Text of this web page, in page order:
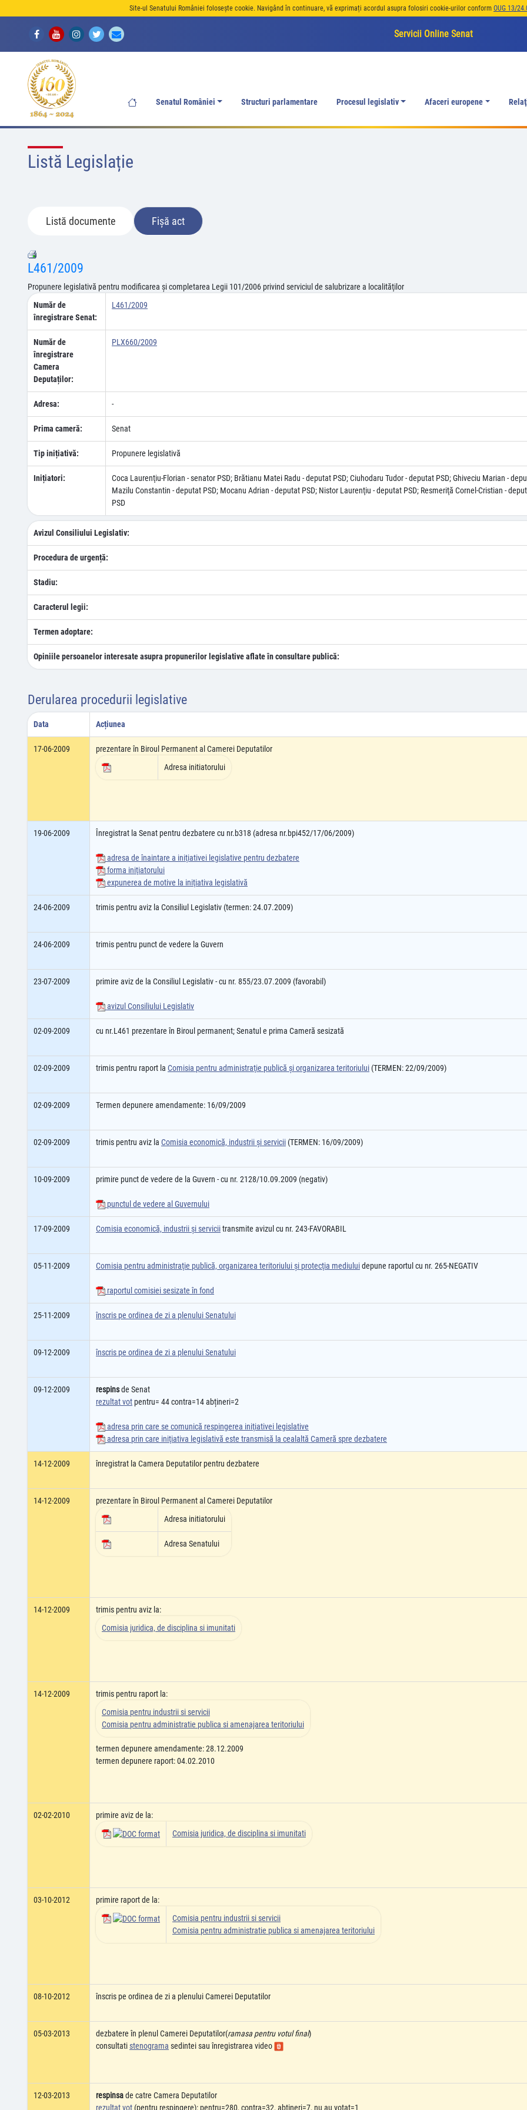
Site-ul Senatului României folosește cookie. Navigând în continuare, vă exprimați acordul asupra folosiri cookie-urilor conform OUG 13/
Servicii Online Senat
Senatul României Structuri parlamentare Procesul legislativ Afaceri europene
Listă Legislație
Listă documente Fișă act
L461/2009
Propunere legislativă pentru modificarea şi completarea Legii 101/2006 privind serviciul de salubrizare a localităţilor
Număr de
înregistrare Senat:
L461/2009
Număr de
înregistrare
Camera
Deputaților:
PLX660/2009
Adresa: -
Prima cameră: Senat
Tip inițiativă: Propunere legislativă
Inițiatori:
Coca Laurenţiu-Florian - senator PSD; Brătianu Matei Radu - deputat PSD; Ciuhodaru Tudor - deputat PSD; Ghiveciu Marian -
Mazilu Constantin - deputat PSD; Mocanu Adrian - deputat PSD; Nistor Laurenţiu - deputat PSD; Resmeriţă Cornel-Cristian -
PSD
Avizul Consiliului Legislativ:
Procedura de urgență:
Stadiu:
Caracterul legii:
Termen adoptare:
Opiniile persoanelor interesate asupra propunerilor legislative aflate în consultare publică:
Derularea procedurii legislative
Data Acțiunea
17-06-2009
prezentare în Biroul Permanent al Camerei Deputatilor
Adresa initiatorului
19-06-2009 Înregistrat la Senat pentru dezbatere cu nr.b318 (adresa nr.bpi452/17/06/2009)
adresa de înaintare a iniţiativei legislative pentru dezbatere
forma iniţiatorului
expunerea de motive la iniţiativa legislativă
24-06-2009 trimis pentru aviz la Consiliul Legislativ (termen: 24.07.2009)
24-06-2009 trimis pentru punct de vedere la Guvern
23-07-2009 primire aviz de la Consiliul Legislativ - cu nr. 855/23.07.2009 (favorabil)
avizul Consiliului Legislativ
02-09-2009 cu nr.L461 prezentare în Biroul permanent; Senatul e prima Cameră sesizată
02-09-2009 trimis pentru raport la Comisia pentru administraţie publică şi organizarea teritoriului (TERMEN: 22/09/2009)
02-09-2009 Termen depunere amendamente: 16/09/2009
02-09-2009 trimis pentru aviz la Comisia economică, industrii şi servicii (TERMEN: 16/09/2009)
10-09-2009 primire punct de vedere de la Guvern - cu nr. 2128/10.09.2009 (negativ)
punctul de vedere al Guvernului
17-09-2009 Comisia economică, industrii şi serviciitransmite avizul cu nr. 243-FAVORABIL
05-11-2009 Comisia pentru administraţie publică, organizarea teritoriului şi protecţia mediuluidepune raportul cu nr. 265-NEGATIV
raportul comisiei sesizate în fond
25-11-2009 înscris pe ordinea de zi a plenului Senatului
09-12-2009 înscris pe ordinea de zi a plenului Senatului
09-12-2009 respinsde Senat
rezultat vot pentru= 44 contra=14 abțineri=2
adresa prin care se comunică respingerea iniţiativei legislative
adresa prin care iniţiativa legislativă este transmisă la cealaltă Cameră spre dezbatere
14-12-2009 înregistrat la Camera Deputatilor pentru dezbatere
14-12-2009
prezentare în Biroul Permanent al Camerei Deputatilor
Adresa initiatorului
Adresa Senatului
14-12-2009
trimis pentru aviz la:
Comisia juridica, de disciplina si imunitati
14-12-2009
trimis pentru raport la:
Comisia pentru industrii si servicii
Comisia pentru administratie publica si amenajarea teritoriului
termen depunere amendamente: 28.12.2009
termen depunere raport: 04.02.2010
02-02-2010
primire aviz de la:
Comisia juridica, de disciplina si imunitati
03-10-2012
primire raport de la:
Comisia pentru industrii si servicii
Comisia pentru administratie publica si amenajarea teritoriului
08-10-2012 înscris pe ordinea de zi a plenului Camerei Deputatilor
05-03-2013 dezbatere în plenul Camerei Deputatilor(ramasa pentru votul final)
consultatistenograma sedintei sau înregistrarea video
12-03-2013 respinsade catre Camera Deputatilor
rezultat vot (pentru respingere): pentru=280, contra=32, abtineri=7, nu au votat=1